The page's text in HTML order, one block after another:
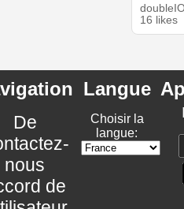
16 likes
De
nous
de
Langue
Choisir la
langue: